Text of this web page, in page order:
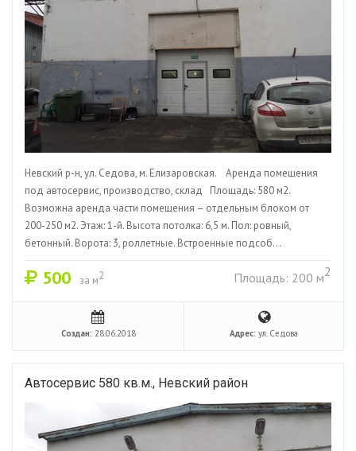
Невский р-н, ул. Седова, м. Елизаровская. Аренда помещения
под автосервис, производство, склад Площадь: 580 м2.
Возможна аренда части помещения – отдельным блоком от
200-250 м2. Этаж: 1-й. Высота потолка: 6,5 м. Пол: ровный,
бетонный. Ворота: 3, роллетные. Встроенные подсоб...
500 за м2 Площадь: 200 м2
Создан: 28.06.2018 Адрес: ул. Седова
Автосервис 580 кв.м., Невский район